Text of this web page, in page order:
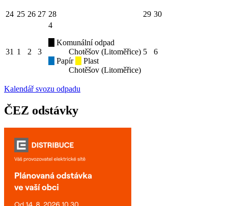
24 25 26 27 28 29 30
31 1 2 3
4
Komunální odpad
Chotěšov (Litoměřice)
Papír
Plast
Chotěšov (Litoměřice)
5 6
Kalendář svozu odpadu
ČEZ odstávky